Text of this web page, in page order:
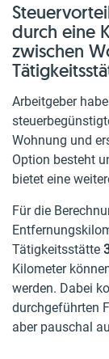
durch eine
zwischen
Arbeitgeber
Wohnung und
Option besteht
bietet eine
Für die
Tätigkeitsstätte
Kilometer
werden. Dabei
durchgeführten
aber pauschal